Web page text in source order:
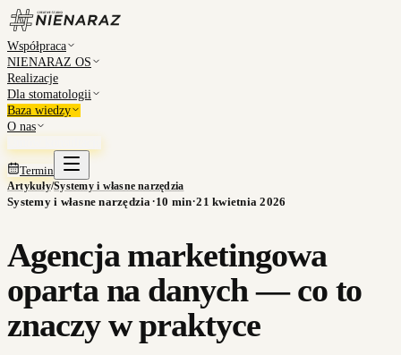
Współpraca
NIENARAZ OS
Realizacje
Dla stomatologii
Baza wiedzy
O nas
Termin
Artykuły/Systemy i własne narzędzia
Systemy i własne narzędzia·10 min·21 kwietnia 2026
Agencja marketingowa
oparta na danych — co to
znaczy w praktyce